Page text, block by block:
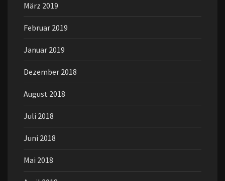
März 2019
Februar 2019
Januar 2019
Dezember 2018
August 2018
Juli 2018
Juni 2018
Mai 2018